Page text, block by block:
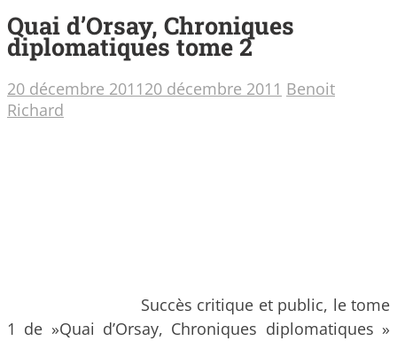
Quai d’Orsay, Chroniques
diplomatiques tome 2
20 décembre 201120 décembre 2011 Benoit
Richard
Succès critique et public, le tome
1 de »Quai d’Orsay, Chroniques diplomatiques »